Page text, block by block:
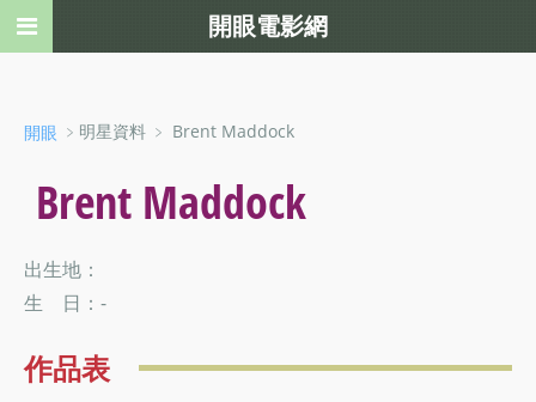
開眼 ﹥明星資料 ﹥ Brent Maddock
Brent Maddock
出生地：
生 日：-
作品表
開眼電影網